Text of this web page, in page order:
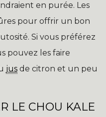
en purée. Les
pour offrir un bon
Si vous préférez
pouvez les faire
jus de citron et un peu
LE CHOU KALE